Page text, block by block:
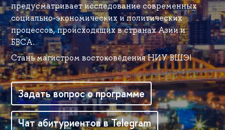
предусматривает исследование современных
социально-экономических и политических
процессов, происходящих в странах Азии и
БВСА.
Стань магистром востоковедения НИУ ВШЭ!
Задать вопрос о программе
Чат абитуриентов в Telegram